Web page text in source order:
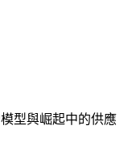
型與崛起中的供應